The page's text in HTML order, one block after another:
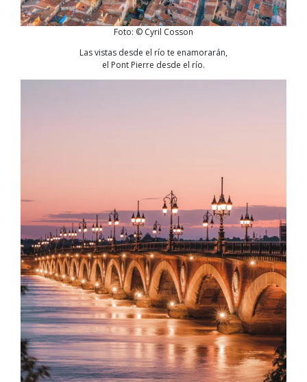
Foto: © Cyril Cosson
Las vistas desde el río te enamorarán,
el Pont Pierre desde el río.